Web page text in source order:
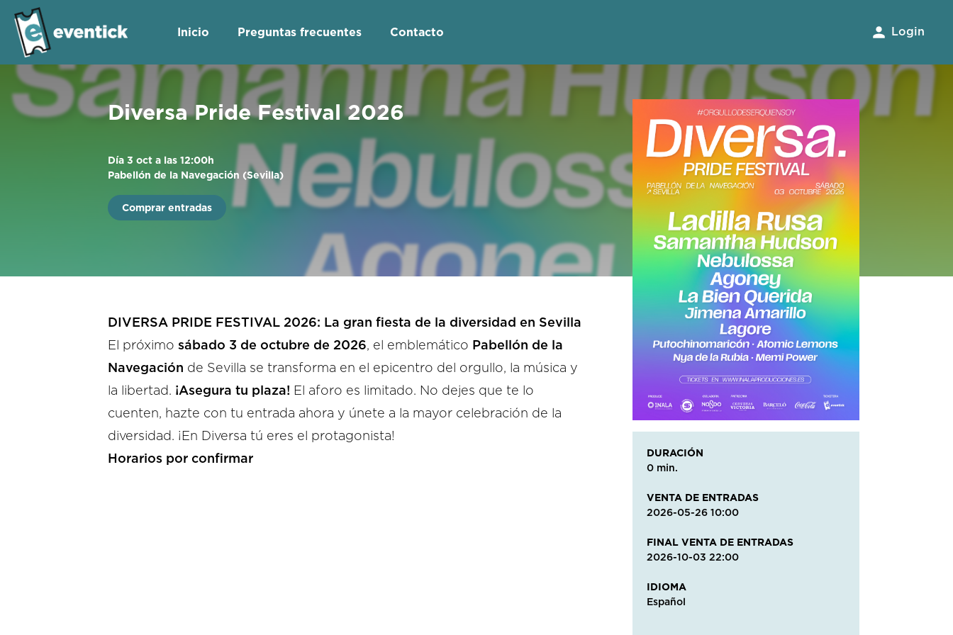
Inicio Preguntas frecuentes Contacto Login
Diversa Pride Festival 2026
Día 3 oct a las 12:00h
Pabellón de la Navegación (Sevilla)
Comprar entradas
DIVERSA PRIDE FESTIVAL 2026: La gran fiesta de la diversidad en Sevilla
El próximo sábado 3 de octubre de 2026, el emblemático Pabellón de la
Navegación de Sevilla se transforma en el epicentro del orgullo, la música y
la libertad. ¡Asegura tu plaza! El aforo es limitado. No dejes que te lo
cuenten, hazte con tu entrada ahora y únete a la mayor celebración de la
diversidad. ¡En Diversa tú eres el protagonista!
Horarios por confirmar
DURACIÓN
0 min.
VENTA DE ENTRADAS
2026-05-26 10:00
FINAL VENTA DE ENTRADAS
2026-10-03 22:00
IDIOMA
Español